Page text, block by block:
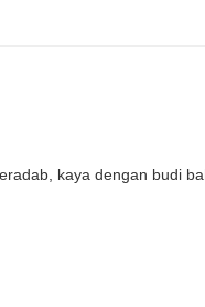
kaya dengan budi